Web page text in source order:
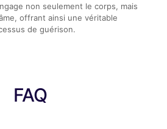
non seulement le corps, mais
offrant ainsi une véritable
de guérison.
FAQ